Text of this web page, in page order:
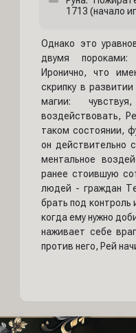
1713 (начало
Однако это
двумя
Иронично, что
скрипку в
магии:
воздействовать,
таком состоянии,
он действительно
ментальное
ранее стоившую
людей - граждан
брать под контроль
когда ему нужно
наживает себе
против него, Рей